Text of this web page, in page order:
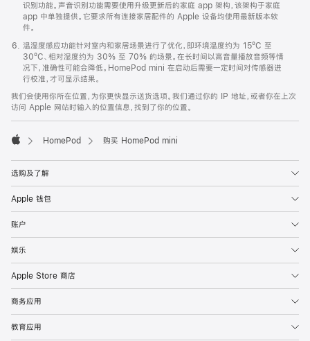
识别功能。声音识别功能需要使用升级更新后的家庭 app 架构，该架构于家庭
app 中单独提供。它要求所有连接家居配件的 Apple 设备均使用最新版本软
件。
温湿度感应功能针对室内和家居场景进行了优化，即环境温度约为 15ºC 至
30ºC、相对湿度约为 30% 至 70% 的场景。在长时间以高音量播放音频等情
况下，准确性可能会降低。HomePod mini 在启动后需要一定时间对传感器进
行校准，才可显示结果。
我们会使用你所在位置，为你更快显示送货选项。我们通过你的 IP 地址，或者你在上次
访问 Apple 网站时输入的位置信息，找到了你的位置。
HomePod 购买 HomePod mini
选购及了解
Apple 钱包
账户
娱乐
Apple Store 商店
商务应用
教育应用